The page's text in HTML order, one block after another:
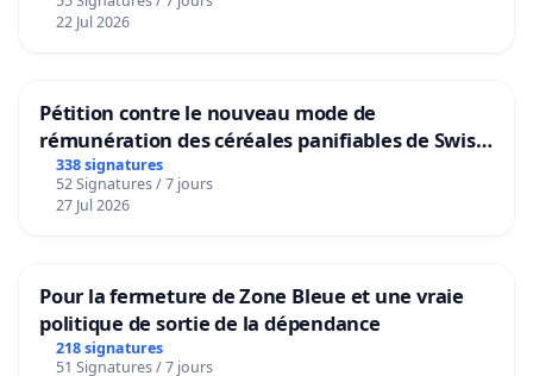
22 Jul 2026
Pétition contre le nouveau mode de
rémunération des céréales panifiables de Swiss
granum basé sur la teneur en protéines
338 signatures
52 Signatures / 7 jours
27 Jul 2026
Pour la fermeture de Zone Bleue et une vraie
politique de sortie de la dépendance
218 signatures
51 Signatures / 7 jours